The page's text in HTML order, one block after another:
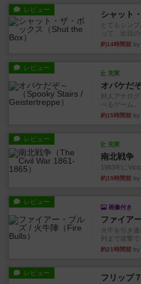
レビュー シャット
とてもシン
って、出目の
約14時間前 by
レビュー
充実
オバケだ
対人アナロ
べるゲーム。
約15時間前 by
レビュー
充実
南北戦争
1983年に
約19時間前 by
レビュー
画像付き
ファイア
火牛を引き
列まで攻撃で
約21時間前 by
レビュー フリップ７